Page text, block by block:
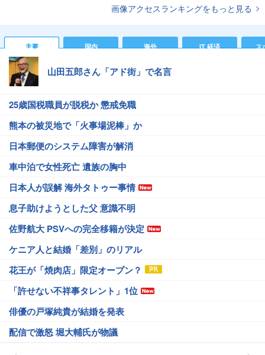
画像アクセスランキングをもっと見る
主要 国内 海外 IT 経済 ス
山田五郎さん「アド街」で名言
25歳国税職員が脱税か 懲戒免職
熊本の被災地で「火事場泥棒」か
日本郵便のシステム障害が解消
車中泊で女性死亡 遺族の胸中
日本人が誤解 海外タトゥー事情
息子助けようとした父 意識不明
佐野航大 PSVへの完全移籍が決定
ケニア人と結婚「差別」のリアル
花王が「焼肉店」限定オープン？
「許せない不祥事タレント」1位
俳優の戸塚純貴が結婚を発表
配信で激怒 堀大輔氏が物議